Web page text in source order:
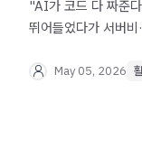
"AI가 코드 다 짜준
뛰어들었다가 서버
페이지를 빠르게 운
May 05, 2026